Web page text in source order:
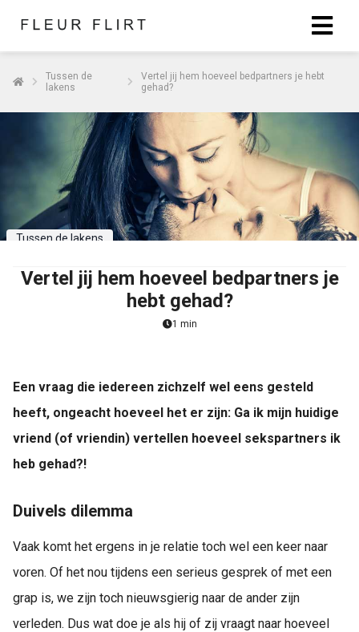
Tussen de
lakens
Vertel jij hem hoeveel bedpartners je hebt
gehad?
Tussen de lakens
Vertel jij hem hoeveel bedpartners je
hebt gehad?
1 min
Een vraag die iedereen zichzelf wel eens gesteld
heeft, ongeacht hoeveel het er zijn: Ga ik mijn huidige
vriend (of vriendin) vertellen hoeveel sekspartners ik
heb gehad?!
Duivels dilemma
Vaak komt het ergens in je relatie toch wel een keer naar
voren. Of het nou tijdens een serieus gesprek of met een
grap is, we zijn toch nieuwsgierig naar de ander zijn
verleden. Dus wat doe je als hij of zij vraagt naar hoeveel